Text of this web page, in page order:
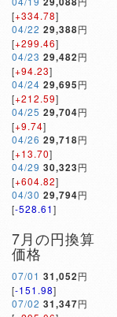
[+334.78]
04/22 29,388円
[+299.46]
04/23 29,482円
[+94.23]
04/24 29,695円
[+212.59]
04/25 29,704円
[+9.74]
04/26 29,718円
[+13.70]
04/29 30,323円
[+604.82]
04/30 29,794円
[-528.61]
7月の円換算
価格
07/01 31,052円
[-151.98]
07/02 31,347円